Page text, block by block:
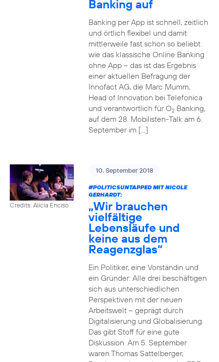
Banking auf
Banking per App ist schnell, zeitlich
und örtlich flexibel und damit
mittlerweile fast schon so beliebt
wie das klassische Online Banking
ohne App – das ist das Ergebnis
einer aktuellen Befragung der
Innofact AG, die Marc Mumm,
Head of Innovation bei Telefonica
und verantwortlich für O2Banking,
auf dem 28. Mobilisten-Talk am 6.
September im […]
Credits: Alicia Enciso
10. September 2018
#POLITICSUNTAPPEDMIT NICOLE
GERHARDT:
„Wir brauchen
vielfältige
Lebensläufe und
keine aus dem
Reagenzglas“
Ein Politiker, eine Vorständin und
ein Gründer: Alle drei beschäftigen
sich aus unterschiedlichen
Perspektiven mit der neuen
Arbeitswelt – geprägt durch
Digitalisierung und Globalisierung.
Das gibt Stoff für eine gute
Diskussion. Am 5. September
waren Thomas Sattelberger,